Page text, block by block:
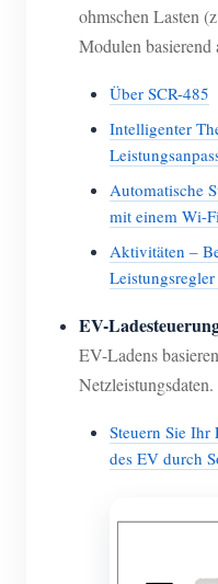
ohmschen Lasten
Modulen basierend
Über SCR-485
Intelligenter
Automatische
mit einem Wi-
Aktivitäten –
EV-
EV-Ladens
Netzleistungsdaten.
Steuern Sie Ihr
des EV durch